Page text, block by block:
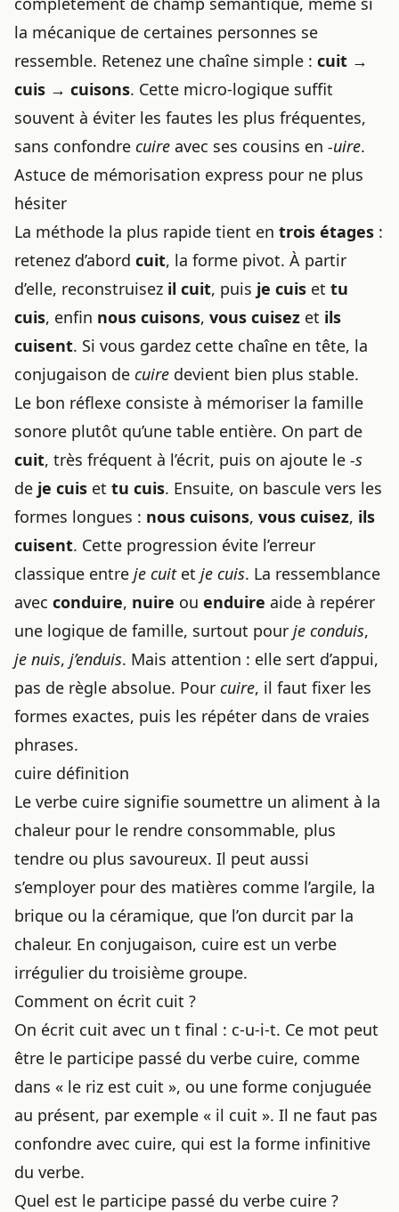
la mécanique de certaines personnes se
ressemble. Retenez une chaîne simple : cuit →
cuis → cuisons. Cette micro-logique suffit
souvent à éviter les fautes les plus fréquentes,
sans confondre cuire avec ses cousins en -uire.
Astuce de mémorisation express pour ne plus
hésiter
La méthode la plus rapide tient en trois étages :
retenez d’abord cuit, la forme pivot. À partir
d’elle, reconstruisez il cuit, puis je cuis et tu
cuis, enfin nous cuisons, vous cuisez et ils
cuisent. Si vous gardez cette chaîne en tête, la
conjugaison de cuire devient bien plus stable.
Le bon réflexe consiste à mémoriser la famille
sonore plutôt qu’une table entière. On part de
cuit, très fréquent à l’écrit, puis on ajoute le -s
de je cuis et tu cuis. Ensuite, on bascule vers les
formes longues : nous cuisons, vous cuisez, ils
cuisent. Cette progression évite l’erreur
classique entre je cuitet je cuis. La ressemblance
avec conduire, nuire ou enduire aide à repérer
une logique de famille, surtout pour je conduis,
je nuis, j’enduis. Mais attention : elle sert d’appui,
pas de règle absolue. Pour cuire, il faut fixer les
formes exactes, puis les répéter dans de vraies
phrases.
cuire définition
Le verbe cuire signifie soumettre un aliment à la
chaleur pour le rendre consommable, plus
tendre ou plus savoureux. Il peut aussi
s’employer pour des matières comme l’argile, la
brique ou la céramique, que l’on durcit par la
chaleur. En conjugaison, cuire est un verbe
irrégulier du troisième groupe.
Comment on écrit cuit ?
On écrit cuit avec un t final : c-u-i-t. Ce mot peut
être le participe passé du verbe cuire, comme
dans « le riz est cuit », ou une forme conjuguée
au présent, par exemple « il cuit ». Il ne faut pas
confondre avec cuire, qui est la forme infinitive
du verbe.
Quel est le participe passé du verbe cuire ?